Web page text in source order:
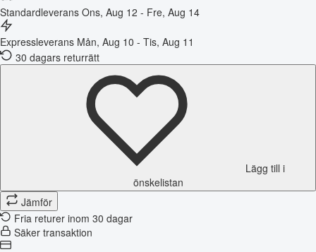
Standardleverans Ons, Aug 12 - Fre, Aug 14
Expressleverans Mån, Aug 10 - Tis, Aug 11
30 dagars returrätt
Lägg till i
önskelistan
Jämför
Fria returer inom 30 dagar
Säker transaktion